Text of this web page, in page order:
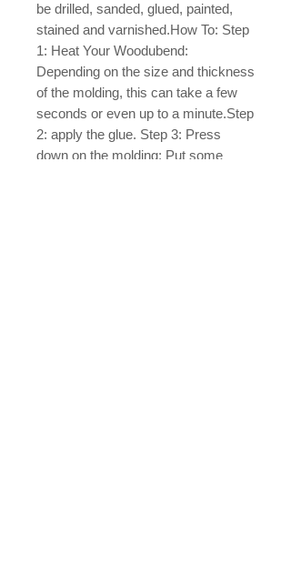
be drilled, sanded, glued, painted,
stained and varnished.How To: Step
1: Heat Your Woodubend:
Depending on the size and thickness
of the molding, this can take a few
seconds or even up to a minute.Step
2: apply the glue. Step 3: Press
down on the molding: Put some